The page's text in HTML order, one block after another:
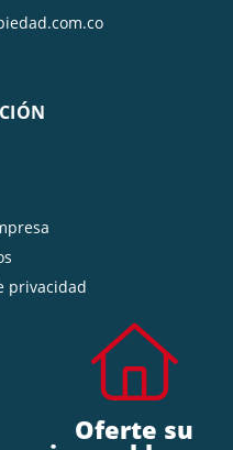
privacidad
Oferte su